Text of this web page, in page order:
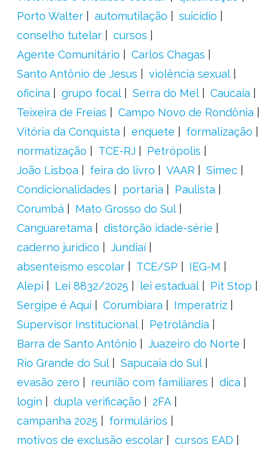
Porto Walter
automutilação
suicídio
conselho tutelar
cursos
Agente Comunitário
Carlos Chagas
Santo Antônio de Jesus
violência sexual
oficina
grupo focal Serra do Mel
Caucaia
Teixeira de Freias
Campo Novo de Rondônia
Vitória da Conquista
enquete
formalização
normatização
TCE-RJ
Petrópolis
João Lisboa
feira do livro VAAR
Simec
Condicionalidades
portaria
Paulista
Corumbá
Mato Grosso do Sul
Canguaretama
distorção idade-série
caderno jurídico
Jundiaí
absenteísmo escolar
TCE/SP
IEG-M
Alepi
Lei 8832/2025 lei estadual
Pit Stop
Sergipe é Aqui
Corumbiara
Imperatriz
Supervisor Institucional
Petrolândia
Barra de Santo Antônio
Juazeiro do Norte
Rio Grande do Sul
Sapucaia do Sul
evasão zero
reunião com familiares
dica
login
dupla verificação
2FA
campanha 2025
formulários
motivos de exclusão escolar
cursos EAD